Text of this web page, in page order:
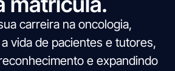
carreira na oncologia,
vida de pacientes e tutores,
e expandindo